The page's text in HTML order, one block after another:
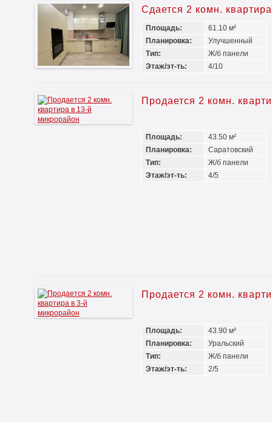
Сдается 2 комн.
Площадь:
61.10 м²
Планировка:
Улучшенный
Тип:
Ж/б панели
Этаж/эт-ть:
4/10
Продается 2 комн.
Площадь:
43.50 м²
Планировка:
Саратовский
Тип:
Ж/б панели
Этаж/эт-ть:
4/5
Продается 2 комн.
Площадь:
43.90 м²
Планировка:
Уральский
Тип:
Ж/б панели
Этаж/эт-ть:
2/5